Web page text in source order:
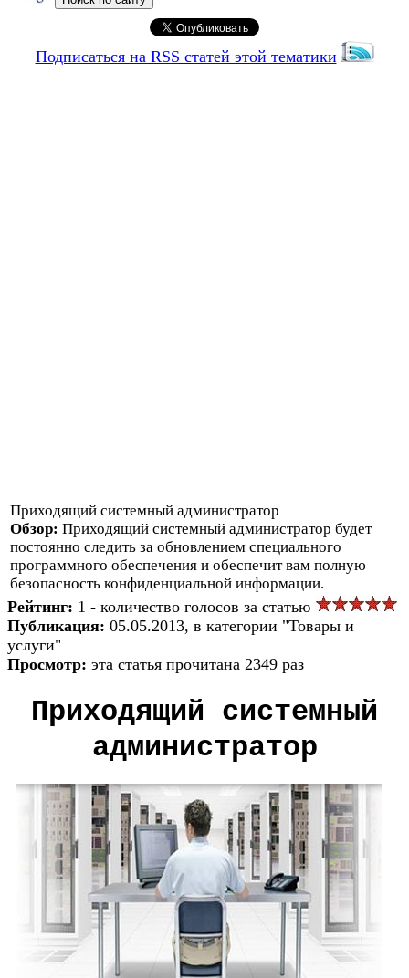
Подписаться на RSS статей этой тематики
Приходящий системный администратор
Обзор: Приходящий системный администратор будет
постоянно следить за обновлением специального
программного обеспечения и обеспечит вам полную
безопасность конфиденциальной информации.
Рейтинг: 1 - количество голосов за статью
Публикация: 05.05.2013, в категории "Товары и
услуги"
Просмотр: эта статья прочитана 2349 раз
Приходящий системный
администратор